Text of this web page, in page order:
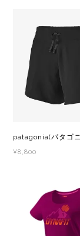
¥8,800